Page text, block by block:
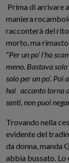
Prima di arrivare
maniera
racconterà del
morto, ma
“Per un po’ l’ho
meno. Bastava
solo per un po’. Poi
hai accanto torna
senti, non puoi
Trovando nella
evidente del
da donna, manda
abbia bussato. Lo